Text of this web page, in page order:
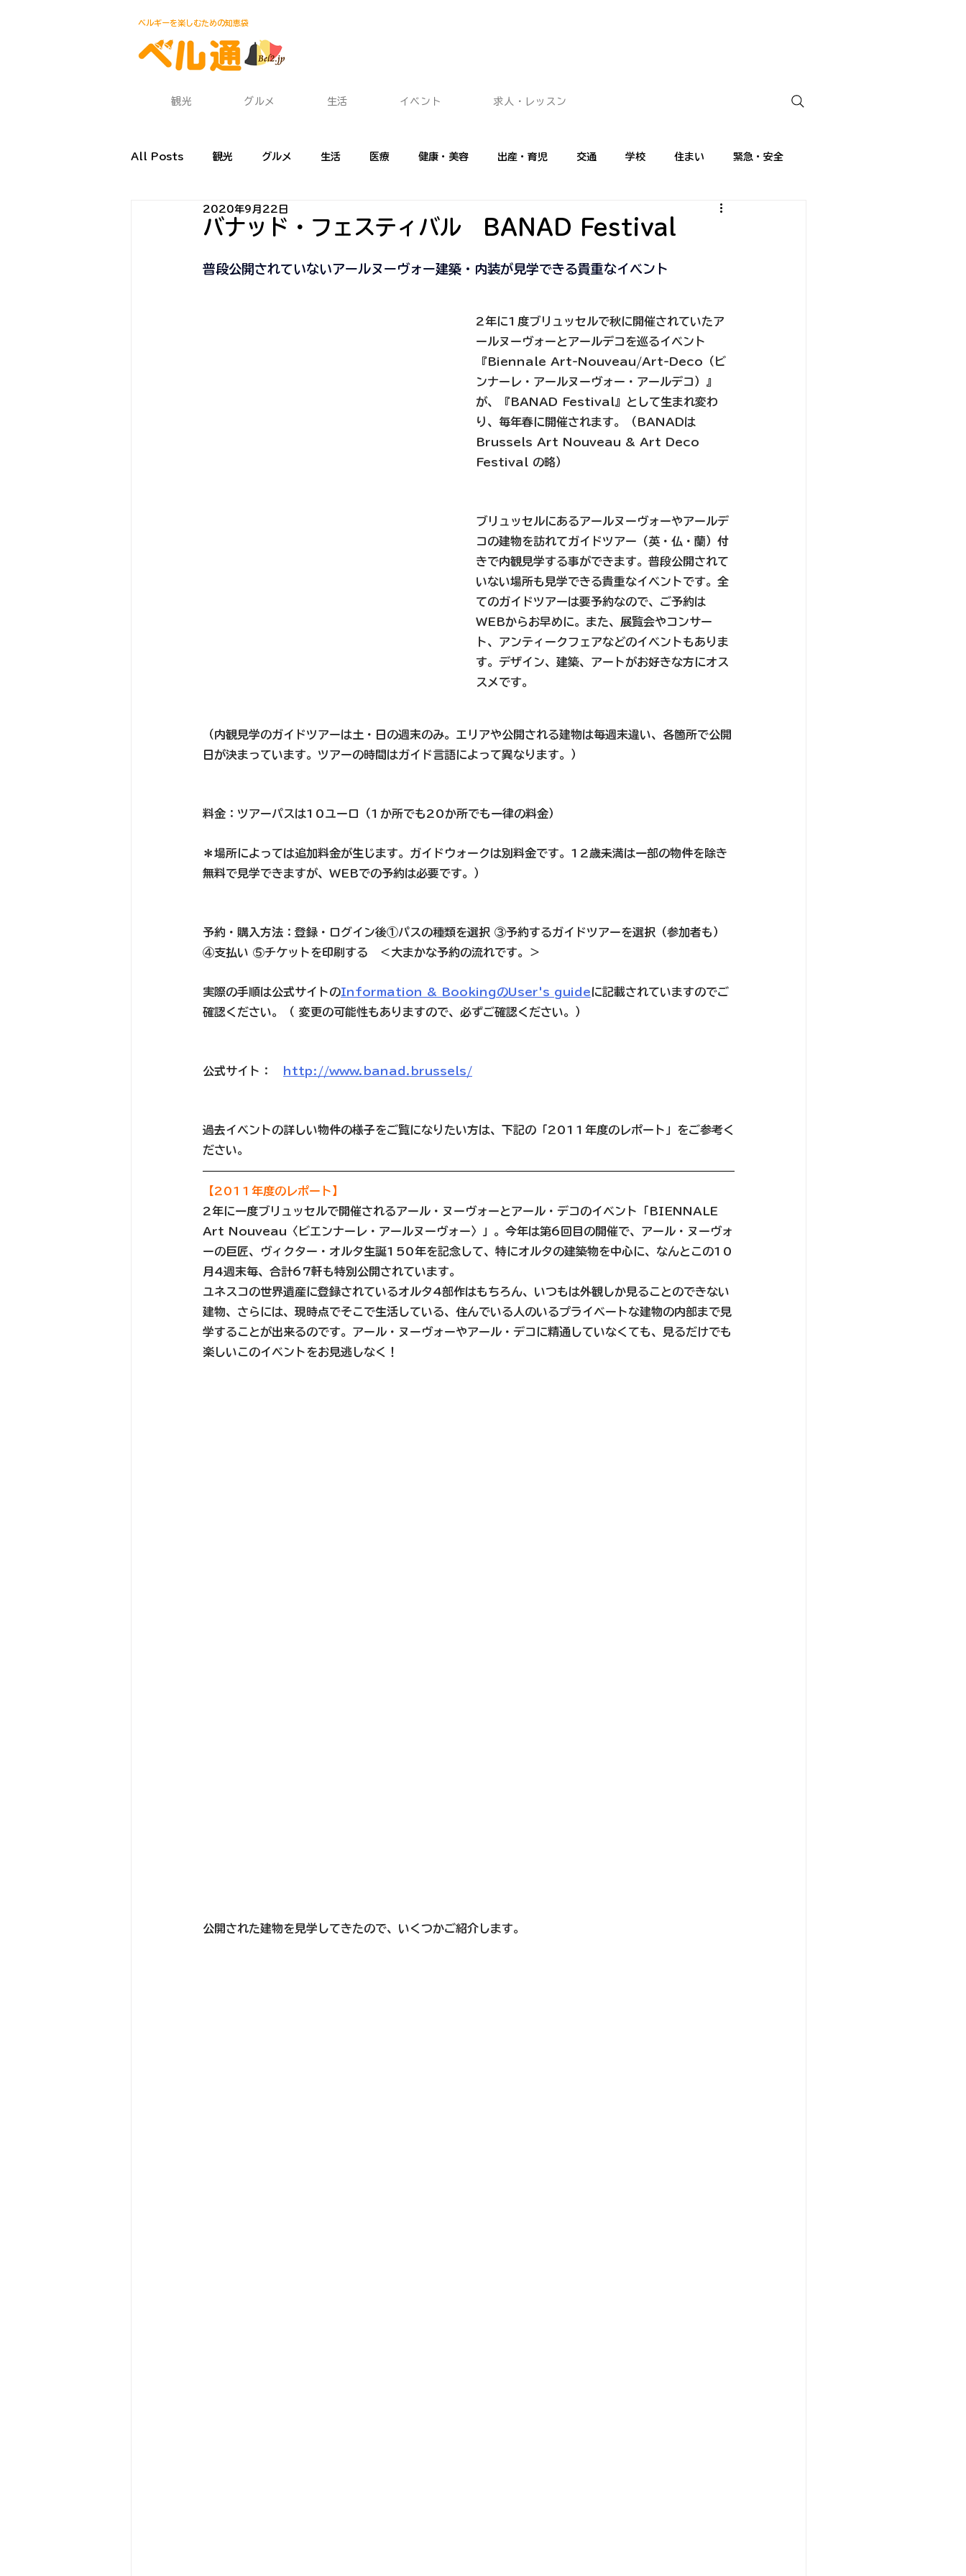
ベルギーを楽しむための知恵袋
観光 グルメ 生活 イベント 求人・レッスン
All Posts 観光 グルメ 生活 医療 健康・美容 出産・育児 交通 学校 住まい 緊急・安全
渡航・帰国 食材・レシピ イベント
2020年9月22日
バナッド・フェスティバル　BANAD Festival
普段公開されていないアールヌーヴォー建築・内装が見学できる貴重なイベント
2年に1度ブリュッセルで秋に開催されていたア
ールヌーヴォーとアールデコを巡るイベント
『Biennale Art-Nouveau/Art-Deco（ビ
ンナーレ・アールヌーヴォー・アールデコ）』
が、
『BANAD Festival』
として生まれ変わ
り、毎年春に開催されます。（BANADは
Brussels Art Nouveau & Art Deco
Festival の略）
ブリュッセルにあるアールヌーヴォーやアールデ
コの建物を訪れてガイドツアー（英・仏・蘭）付
きで内観見学する事ができます。普段公開されて
いない場所も見学できる貴重なイベントです。全
てのガイドツアーは要予約なので、ご予約は
WEBからお早めに。また、展覧会やコンサー
ト、アンティークフェアなどのイベントもありま
す。デザイン、建築、アートがお好きな方にオス
スメです。
（内観見学のガイドツアーは土・日の週末のみ。エリアや公開される建物は毎週末違い、各箇所で公開
日が決まっています。ツアーの時間はガイド言語によって異なります。）
料金：ツアーパスは10ユーロ（1か所でも20か所でも一律の料金）
＊場所によっては追加料金が生じます。ガイドウォークは別料金です。12歳未満は一部の物件を除き
無料で見学できますが、WEBでの予約は必要です。）
予約・購入方法：登録・ログイン後①パスの種類を選択 ③予約するガイドツアーを選択（参加者も）
④支払い ⑤チケットを印刷する　＜大まかな予約の流れです。＞
実際の手順は公式サイトのInformation & BookingのUser's guideに記載されていますのでご
確認ください。（ 変更の可能性もありますので、必ずご確認ください。）
公式サイト： http://www.banad.brussels/
過去イベントの詳しい物件の様子をご覧になりたい方は、下記の「2011年度のレポート」をご参考く
ださい。
【2011年度のレポート】
2年に一度ブリュッセルで開催されるアール・ヌーヴォーとアール・デコのイベント「BIENNALE
Art Nouveau〈ビエンナーレ・アールヌーヴォー〉」。今年は第6回目の開催で、アール・ヌーヴォ
ーの巨匠、ヴィクター・オルタ生誕150年を記念して、特にオルタの建築物を中心に、なんとこの10
月4週末毎、合計67軒も特別公開されています。
ユネスコの世界遺産に登録されているオルタ4部作はもちろん、いつもは外観しか見ることのできない
建物、さらには、現時点でそこで生活している、住んでいる人のいるプライベートな建物の内部まで見
学することが出来るのです。アール・ヌーヴォーやアール・デコに精通していなくても、見るだけでも
楽しいこのイベントをお見逃しなく！
公開された建物を見学してきたので、いくつかご紹介します。